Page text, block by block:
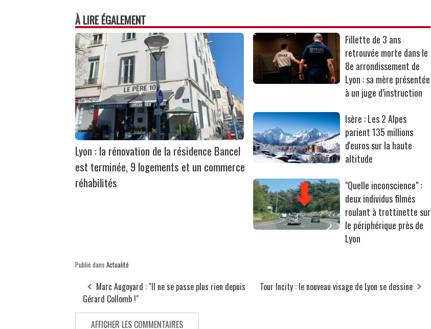
À LIRE ÉGALEMENT
Lyon : la rénovation de la résidence Bancel
est terminée, 9 logements et un commerce
réhabilités
Fillette de 3 ans
retrouvée morte dans le
8e arrondissement de
Lyon : sa mère présentée
à un juge d’instruction
Isère : Les 2 Alpes
parient 135 millions
d'euros sur la haute
altitude
"Quelle inconscience" :
deux individus filmés
roulant à trottinette sur
le périphérique près de
Lyon
Publié dans Actualité
Marc Augoyard : "Il ne se passe plus rien depuis
Gérard Collomb !"
Tour Incity : le nouveau visage de Lyon se dessine
AFFICHER LES COMMENTAIRES